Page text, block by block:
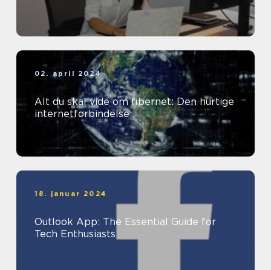
02. april 2024
Alt du skal vide om fibernet: Den hurtige
internetforbindelse
18. januar 2024
Outlook App: The Essential Guide for
Tech Enthusiasts